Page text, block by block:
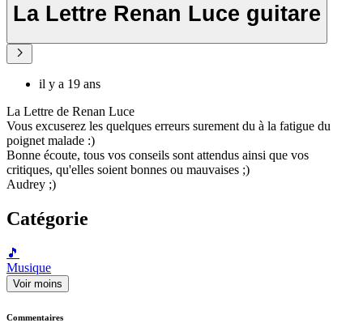
La Lettre Renan Luce guitare
il y a 19 ans
La Lettre de Renan Luce
Vous excuserez les quelques erreurs surement du à la fatigue du
poignet malade :)
Bonne écoute, tous vos conseils sont attendus ainsi que vos
critiques, qu'elles soient bonnes ou mauvaises ;)
Audrey ;)
Catégorie
🎵
Musique
Voir moins
Commentaires